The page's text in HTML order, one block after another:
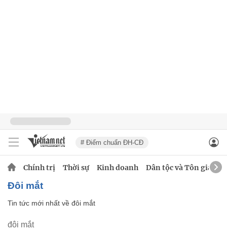
# Điểm chuẩn ĐH-CĐ
Chính trị Thời sự Kinh doanh Dân tộc và Tôn giáo
đôi mắt
Tin tức mới nhất về đôi mắt
đôi mắt